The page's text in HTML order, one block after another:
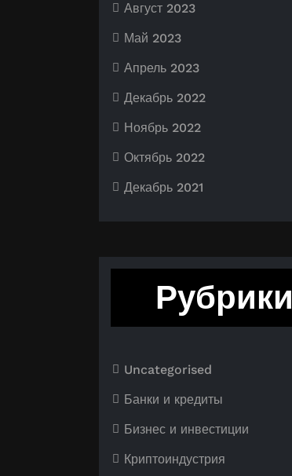
Август 2023
Май 2023
Апрель 2023
Декабрь 2022
Ноябрь 2022
Октябрь 2022
Декабрь 2021
Рубрики
Uncategorised
Банки и кредиты
Бизнес и инвестиции
Криптоиндустрия